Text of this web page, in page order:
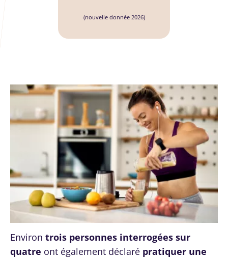
(nouvelle donnée 2026)
Environ trois personnes interrogées sur
quatre ont également déclaré pratiquer une